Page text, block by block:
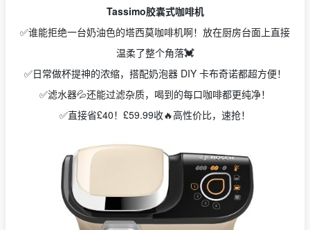
Tassimo胶囊式咖啡机
✅谁能拒绝一台奶油色的塔西莫咖啡机啊！放在厨房台面上直接
温柔了整个角落💓
✅日常做杯提神的浓缩，搭配奶泡器 DIY 卡布奇诺都超方便！
✅滤水器💦还能过滤杂质，喝到的每口咖啡都更纯净！
✅直接省£40！£59.99收🔥高性价比，速抢！